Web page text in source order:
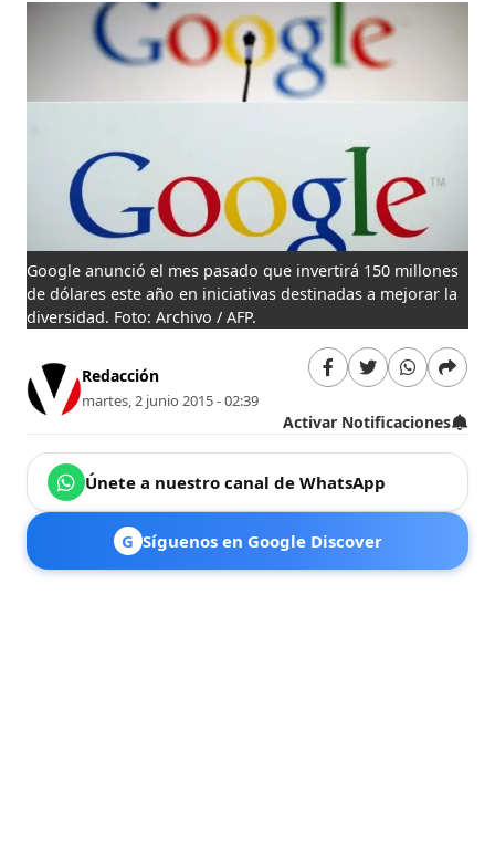
Google anunció el mes pasado que invertirá 150 millones
de dólares este año en iniciativas destinadas a mejorar la
diversidad. Foto: Archivo / AFP.
Redacción
martes, 2 junio 2015 - 02:39
Activar Notificaciones
Únete a nuestro canal de WhatsApp
G Síguenos en Google Discover